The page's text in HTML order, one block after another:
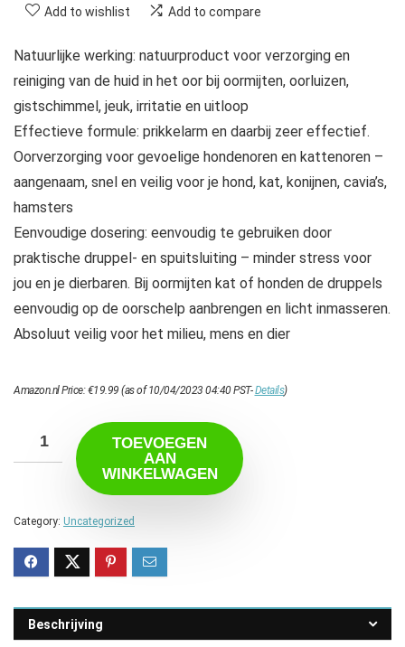
Add to wishlist Add to compare
Natuurlijke werking: natuurproduct voor verzorging en
reiniging van de huid in het oor bij oormijten, oorluizen,
gistschimmel, jeuk, irritatie en uitloop
Effectieve formule: prikkelarm en daarbij zeer effectief.
Oorverzorging voor gevoelige hondenoren en kattenoren –
aangenaam, snel en veilig voor je hond, kat, konijnen, cavia’s,
hamsters
Eenvoudige dosering: eenvoudig te gebruiken door
praktische druppel- en spuitsluiting – minder stress voor
jou en je dierbaren. Bij oormijten kat of honden de druppels
eenvoudig op de oorschelp aanbrengen en licht inmasseren.
Absoluut veilig voor het milieu, mens en dier
Amazon.nl Price:€19.99 (as of 10/04/2023 04:40 PST-Details)
TOEVOEGEN
AAN
WINKELWAGEN
Category: Uncategorized
Beschrijving